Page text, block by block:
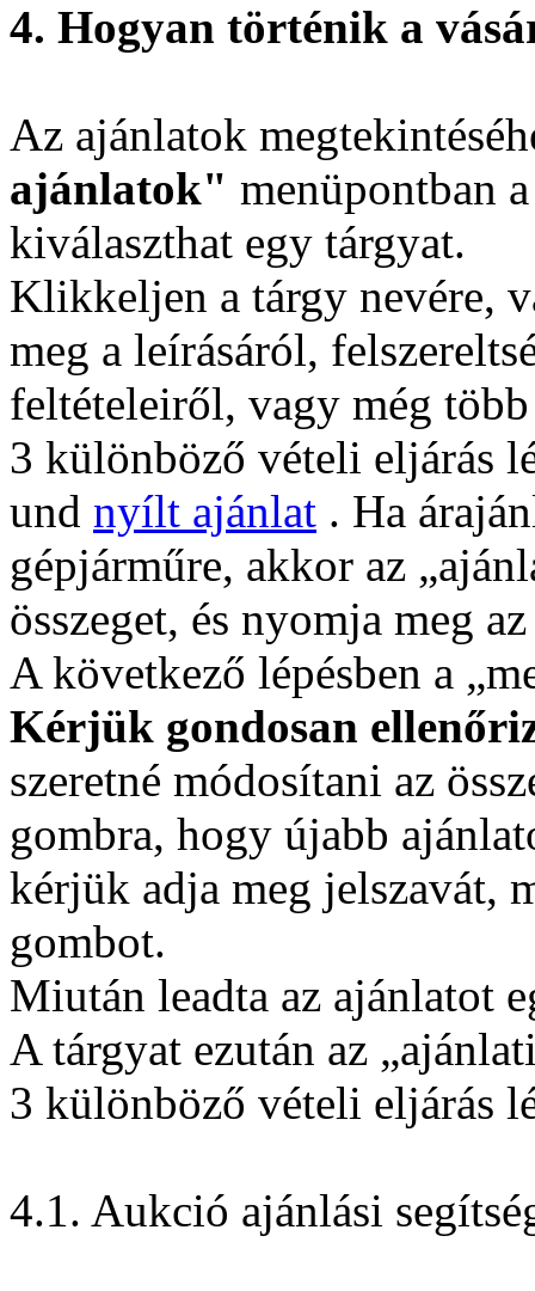
4. Hogyan történik a
Az ajánlatok
ajánlatok" menüpontban
kiválaszthat egy tárgyat.
Klikkeljen a tárgy nevére,
meg a leírásáról,
feltételeiről, vagy még
3 különböző vételi eljárás
und nyílt ajánlat . Ha
gépjárműre, akkor az
összeget, és nyomja meg
A következő lépésben a
Kérjük gondosan
szeretné módosítani az
gombra, hogy újabb
kérjük adja meg jelszavát,
gombot.
Miután leadta az ajánlatot
A tárgyat ezután az
3 különböző vételi eljárás
4.1. Aukció ajánlási